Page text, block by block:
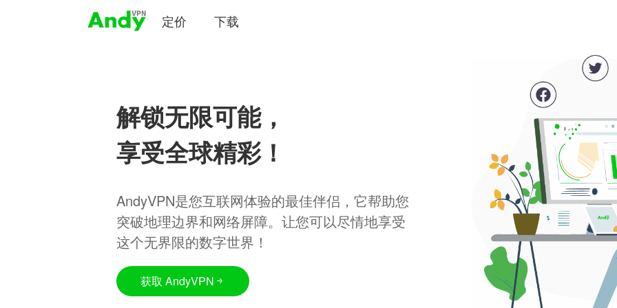
定价 下载
解锁无限可能，
享受全球精彩！
AndyVPN是您互联网体验的最佳伴侣，它帮助您
突破地理边界和网络屏障。让您可以尽情地享受
这个无界限的数字世界！
获取 AndyVPN